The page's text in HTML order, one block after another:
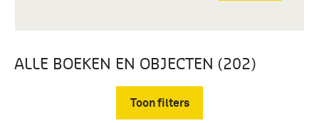
ALLE BOEKEN EN OBJECTEN (202)
Toon filters